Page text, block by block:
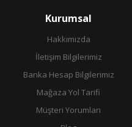
Kurumsal
Hakkımızda
İletişim Bilgilerimiz
Banka Hesap Bilgilerimiz
Mağaza Yol Tarifi
Müşteri Yorumları